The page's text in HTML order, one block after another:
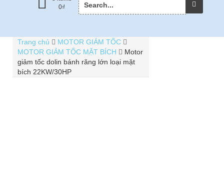
0₫
for:
Trang chủ
MOTOR GIẢM TỐC
MOTOR GIẢM TỐC MẶT BÍCH
Motor
giảm tốc dolin bánh răng lớn loại mặt
bích 22KW/30HP